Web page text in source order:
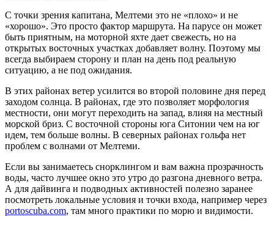
С точки зрения капитана, Мелтеми это не «плохо» и не
«хорошо». Это просто фактор маршрута. На парусе он может
быть приятным, на моторной яхте дает свежесть, но на
открытых восточных участках добавляет волну. Поэтому мы
всегда выбираем сторону и план на день под реальную
ситуацию, а не под ожидания.
В этих районах ветер усилится во второй половине дня перед
заходом солнца. В районах, где это позволяет морфология
местности, они могут переходить на запад, влияя на местный
морской бриз. С восточной стороны юга Ситонии чем на юг
идем, тем больше волны. В северных районах гольфа нет
проблем с волнами от Мелтеми.
Если вы занимаетесь снорклингом и вам важна прозрачность
воды, часто лучшее окно это утро до разгона дневного ветра.
А для дайвинга и подводных активностей полезно заранее
посмотреть локальные условия и точки входа, например через
portoscuba.com, там много практики по морю и видимости.